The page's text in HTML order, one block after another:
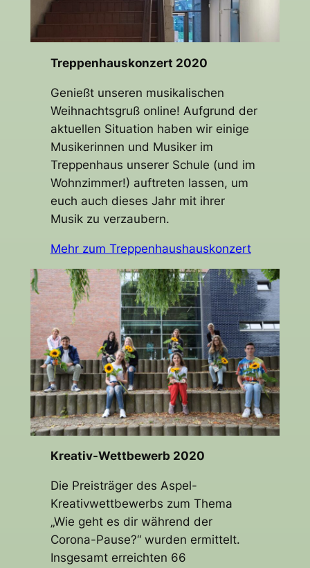
Treppenhauskonzert 2020
Genießt unseren musikalischen
Weihnachtsgruß online! Aufgrund der
aktuellen Situation haben wir einige
Musikerinnen und Musiker im
Treppenhaus unserer Schule (und im
Wohnzimmer!) auftreten lassen, um
euch auch dieses Jahr mit ihrer
Musik zu verzaubern.
Mehr zum Treppenhaushauskonzert
Kreativ-Wettbewerb 2020
Die Preisträger des Aspel-
Kreativwettbewerbs zum Thema
„Wie geht es dir während der
Corona-Pause?“ wurden ermittelt.
Insgesamt erreichten 66